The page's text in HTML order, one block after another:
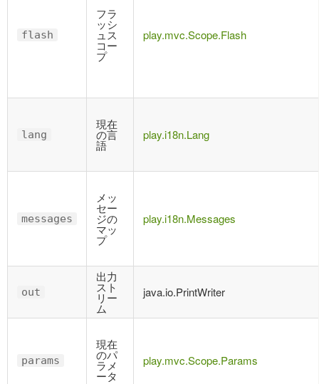
flash
フラ
ッシ
ュス
コー
プ
play.mvc.Scope.Flash
lang
現在
の言
語
play.i18n.Lang
messages
メッ
セー
ジの
マッ
プ
play.i18n.Messages
out
出力
スト
リー
ム
java.io.PrintWriter
params
現在
のパ
ラメ
ータ
play.mvc.Scope.Params